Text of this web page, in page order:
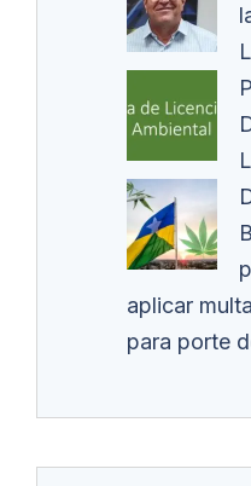
aplicar
para porte